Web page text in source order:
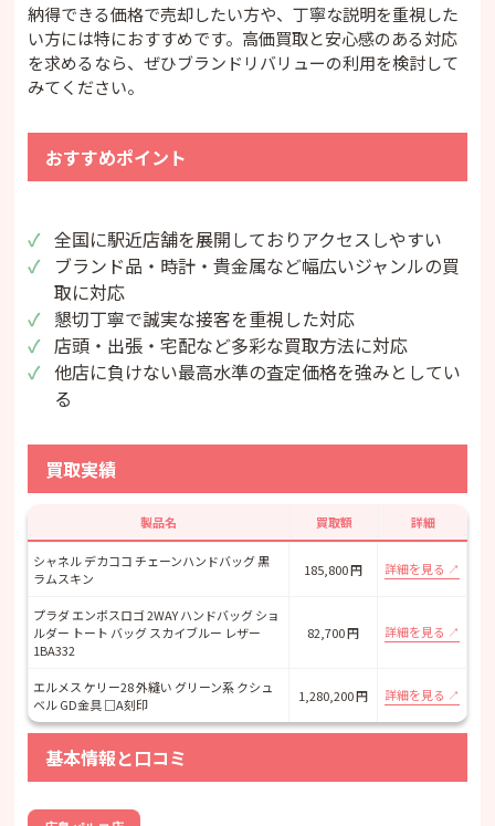
納得できる価格で売却したい方や、丁寧な説明を重視した
い方には特におすすめです。高価買取と安心感のある対応
を求めるなら、ぜひブランドリバリューの利用を検討して
みてください。
おすすめポイント
全国に駅近店舗を展開しておりアクセスしやすい
ブランド品・時計・貴金属など幅広いジャンルの買
取に対応
懇切丁寧で誠実な接客を重視した対応
店頭・出張・宅配など多彩な買取方法に対応
他店に負けない最高水準の査定価格を強みとしてい
る
買取実績
製品名 買取額 詳細
シャネル デカココ チェーンハンドバッグ 黒
ラムスキン
185,800 円 詳細を見る
プラダ エンボスロゴ 2WAY ハンドバッグ ショ
ルダー トート バッグ スカイブルー レザー
1BA332
82,700 円 詳細を見る
エルメス ケリー28 外縫い グリーン系 クシュ
ベル GD金具 □A刻印
1,280,200 円 詳細を見る
基本情報と口コミ